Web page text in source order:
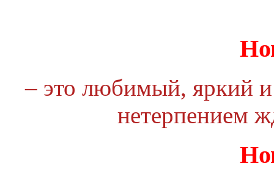
– это любимый, яркий и
нетерпением